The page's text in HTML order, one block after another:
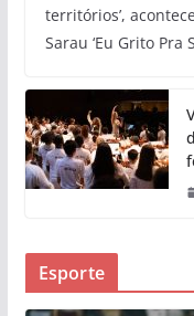
territórios’,
Sarau ‘Eu Grito Pra
Esporte